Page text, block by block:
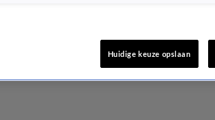
Huidige keuze opslaan